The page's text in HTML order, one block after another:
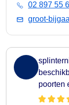
02 897 55
groot-
poorten